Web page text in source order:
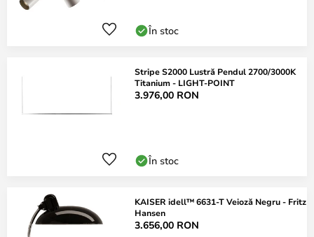
În stoc
Stripe S2000 Lustră Pendul 2700/3000K
Titanium - LIGHT-POINT
3.976,00 RON
În stoc
KAISER idell™ 6631-T Veioză Negru - Fritz
Hansen
3.656,00 RON